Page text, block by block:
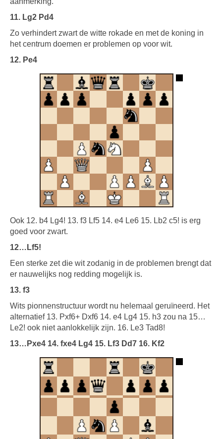
11. Lg2 Pd4
Zo verhindert zwart de witte rokade en met de koning in
het centrum doemen er problemen op voor wit.
12. Pe4
Ook 12. b4 Lg4! 13. f3 Lf5 14. e4 Le6 15. Lb2 c5! is erg
goed voor zwart.
12…Lf5!
Een sterke zet die wit zodanig in de problemen brengt dat
er nauwelijks nog redding mogelijk is.
13. f3
Wits pionnenstructuur wordt nu helemaal geruïneerd. Het
alternatief 13. Pxf6+ Dxf6 14. e4 Lg4 15. h3 zou na 15…
Le2! ook niet aanlokkelijk zijn. 16. Le3 Tad8!
13…Pxe4 14. fxe4 Lg4 15. Lf3 Dd7 16. Kf2